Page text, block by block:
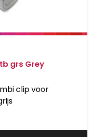
grs Grey
clip voor